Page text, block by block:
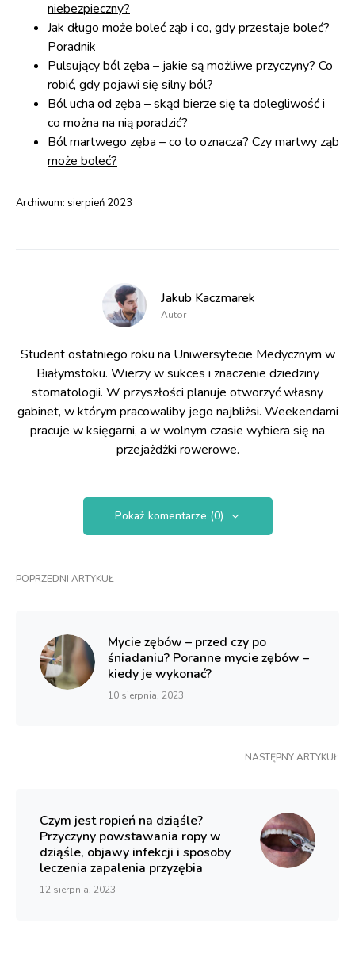
niebezpieczny?
Jak długo może boleć ząb i co, gdy przestaje boleć?
Poradnik
Pulsujący ból zęba – jakie są możliwe przyczyny? Co
robić, gdy pojawi się silny ból?
Ból ucha od zęba – skąd bierze się ta dolegliwość i
co można na nią poradzić?
Ból martwego zęba – co to oznacza? Czy martwy ząb
może boleć?
Archiwum: sierpień 2023
Jakub Kaczmarek
Autor
Student ostatniego roku na Uniwersytecie Medycznym w
Białymstoku. Wierzy w sukces i znaczenie dziedziny
stomatologii. W przyszłości planuje otworzyć własny
gabinet, w którym pracowaliby jego najbliżsi. Weekendami
pracuje w księgarni, a w wolnym czasie wybiera się na
przejażdżki rowerowe.
Pokaż komentarze (0)
POPRZEDNI ARTYKUŁ
Mycie zębów – przed czy po
śniadaniu? Poranne mycie zębów –
kiedy je wykonać?
10 sierpnia, 2023
NASTĘPNY ARTYKUŁ
Czym jest ropień na dziąśle?
Przyczyny powstawania ropy w
dziąśle, objawy infekcji i sposoby
leczenia zapalenia przyzębia
12 sierpnia, 2023